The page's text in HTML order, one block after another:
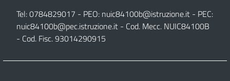
Tel: 0784829017 - PEO: nuic84100b@istruzione.it - PEC:
nuic84100b@pec.istruzione.it - Cod. Mecc. NUIC84100B
- Cod. Fisc. 93014290915